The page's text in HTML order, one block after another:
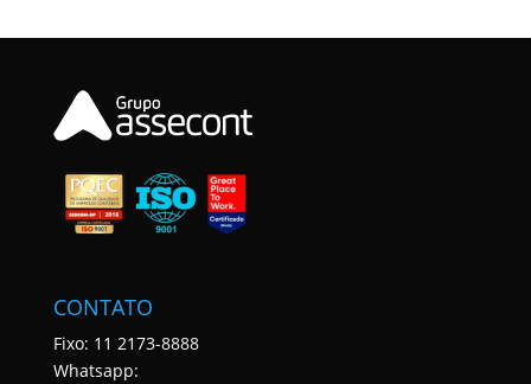
CONTATO
Fixo: 11 2173-8888
Whatsapp: